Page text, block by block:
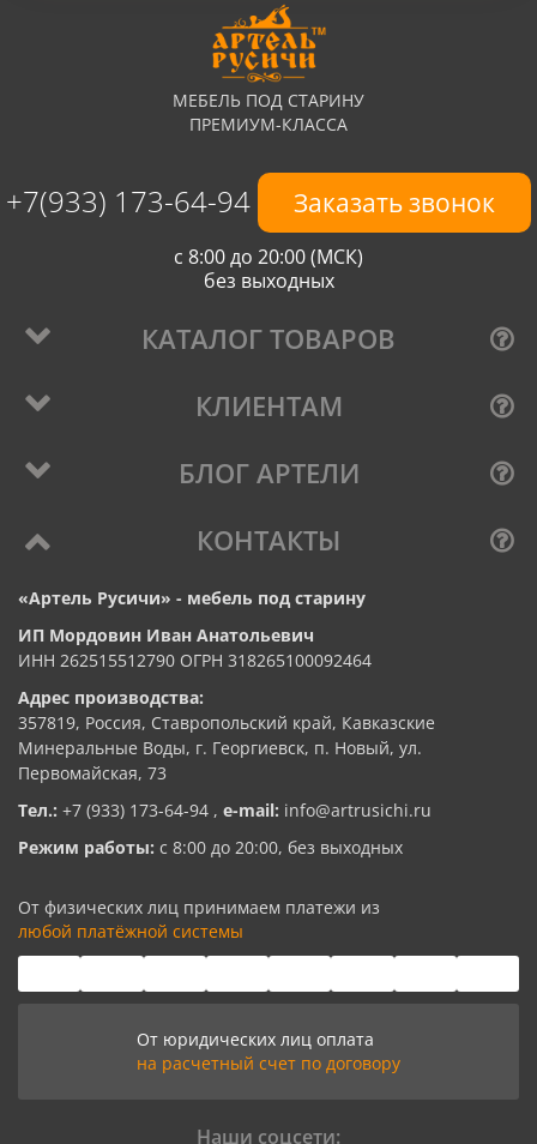
МЕБЕЛЬ ПОД СТАРИНУ
ПРЕМИУМ-КЛАССА
+7(933) 173-64-94 Заказать звонок
с 8:00 до 20:00 (МСК)
без выходных
КАТАЛОГ ТОВАРОВ
КЛИЕНТАМ
БЛОГ АРТЕЛИ
КОНТАКТЫ
«Артель Русичи» - мебель под старину
ИП Мордовин Иван Анатольевич
ИНН 262515512790 ОГРН 318265100092464
Адрес производства:
357819, Россия, Ставропольский край, Кавказские
Минеральные Воды, г. Георгиевск, п. Новый, ул.
Первомайская, 73
Тел.: +7 (933) 173-64-94 , e-mail: info@artrusichi.ru
Режим работы: с 8:00 до 20:00, без выходных
От физических лиц принимаем платежи из
любой платёжной системы
От юридических лиц оплата
на расчетный счет по договору
Наши соцсети: